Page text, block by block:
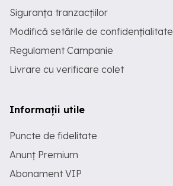
Siguranța tranzacțiilor
Modifică setările de confidențialitate
Regulament Campanie
Livrare cu verificare colet
Informații utile
Puncte de fidelitate
Anunț Premium
Abonament VIP